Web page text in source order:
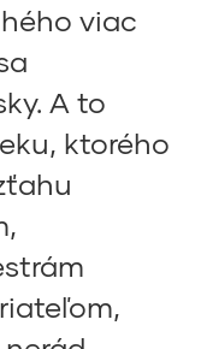
viac
A to
ktorého